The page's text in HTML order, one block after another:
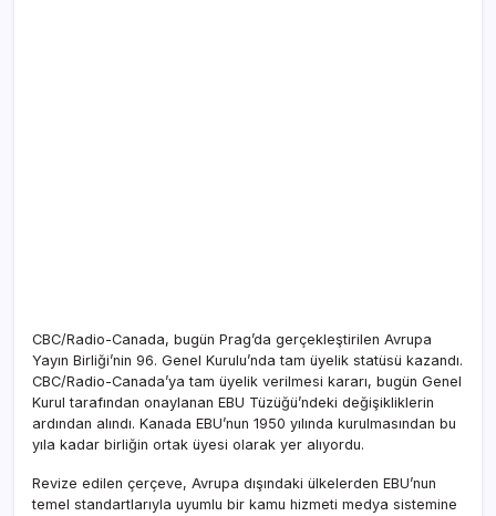
CBC/Radio-Canada, bugün Prag’da gerçekleştirilen Avrupa
Yayın Birliği’nin 96. Genel Kurulu’nda tam üyelik statüsü kazandı.
CBC/Radio-Canada’ya tam üyelik verilmesi kararı, bugün Genel
Kurul tarafından onaylanan EBU Tüzüğü’ndeki değişikliklerin
ardından alındı. Kanada EBU’nun 1950 yılında kurulmasından bu
yıla kadar birliğin ortak üyesi olarak yer alıyordu.
Revize edilen çerçeve, Avrupa dışındaki ülkelerden EBU’nun
temel standartlarıyla uyumlu bir kamu hizmeti medya sistemine